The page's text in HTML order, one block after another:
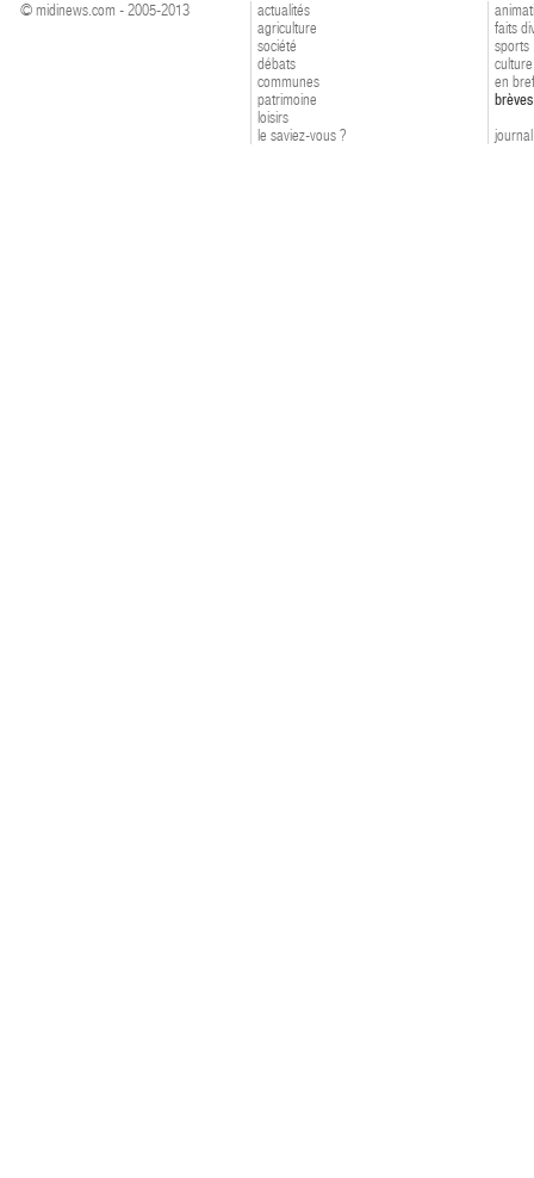
© midinews.com - 2005-2013
actualités
agriculture
société
débats
communes
patrimoine
loisirs
le saviez-vous ?
faits
sports
culture
en bref
brèves